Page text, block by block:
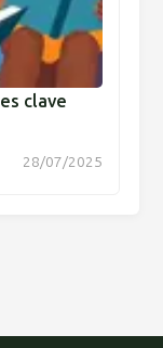
clave
28/07/2025